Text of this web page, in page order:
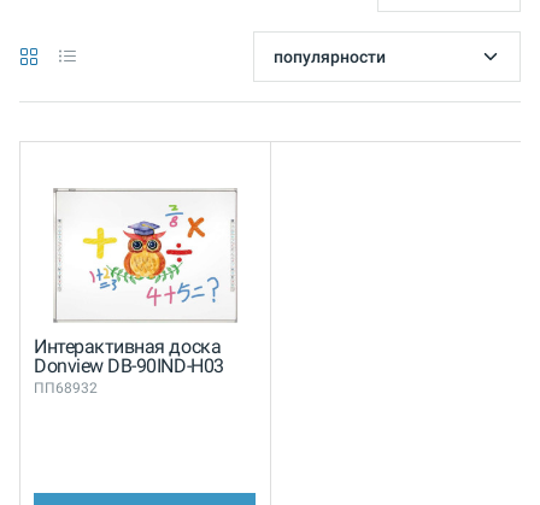
Интерактивная доска
Donview DB-90IND-H03
ПП68932